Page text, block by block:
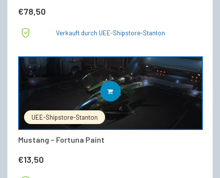
€78,50
Verkauft durch UEE-Shipstore-Stanton
UEE-Shipstore-Stanton
Mustang – Fortuna Paint
€13,50
IN DEN WARENKORB